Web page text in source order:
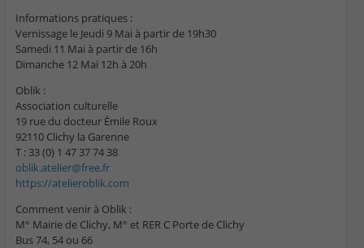
Informations pratiques :
Vernissage le Jeudi 9 Mai à partir de 19h30
Samedi 11 Mai à partir de 16h
Dimanche 12 Mai 12h à 20h
Oblik :
Association culturelle
19 rue du docteur Émile Roux
92110 Clichy la Garenne
T : 33 (0) 1 47 37 74 38
oblik.atelier@free.fr
https://atelieroblik.com
Comment venir à Oblik :
M° Mairie de Clichy, M° et RER C Porte de Clichy
Bus 74, 54 ou 66